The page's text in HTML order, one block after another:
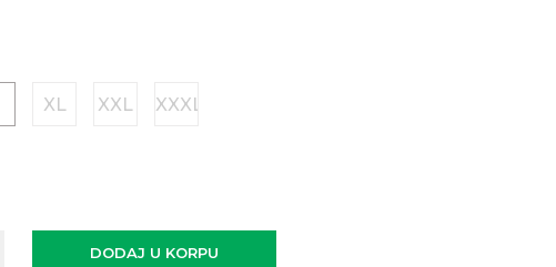
XL XXL XXXL
DODAJ U KORPU